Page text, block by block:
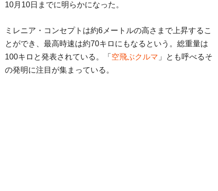
10月10日までに明らかになった。
ミレニア・コンセプトは約6メートルの高さまで上昇するこ
とができ、最高時速は約70キロにもなるという。総重量は
100キロと発表されている。「 空飛ぶクルマ 」とも呼べるそ
の発明に注目が集まっている。